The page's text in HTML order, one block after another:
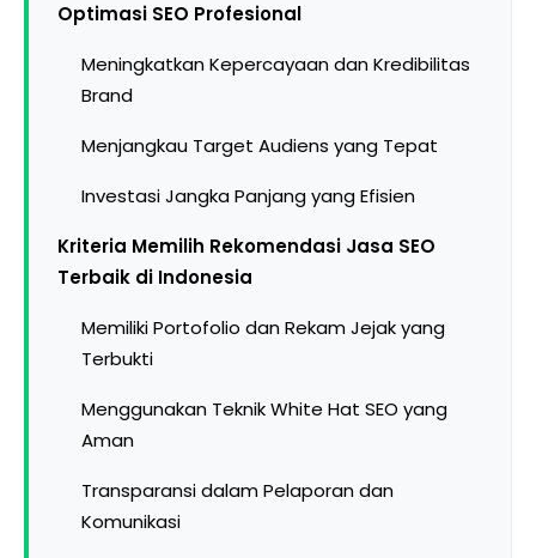
Optimasi SEO Profesional
Meningkatkan Kepercayaan dan Kredibilitas
Brand
Menjangkau Target Audiens yang Tepat
Investasi Jangka Panjang yang Efisien
Kriteria Memilih Rekomendasi Jasa SEO
Terbaik di Indonesia
Memiliki Portofolio dan Rekam Jejak yang
Terbukti
Menggunakan Teknik White Hat SEO yang
Aman
Transparansi dalam Pelaporan dan
Komunikasi